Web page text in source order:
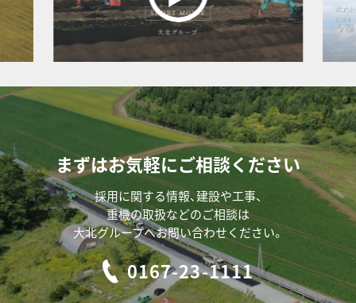
まずはお気軽にご相談ください
採用に関する情報、建設や工事、
重機の取扱などのご相談は
大北グループへお問い合わせください。
0167-23-1111